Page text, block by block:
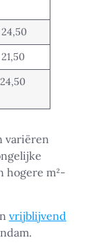
variëren
hogere m²-
vrijblijvend